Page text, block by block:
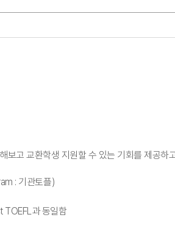
보고 교환학생 지원할 수 있는 기회를 제공하
: 기관토플)
TOEFL과 동일함